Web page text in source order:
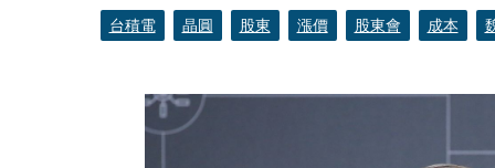
台積電 晶圓 股東 漲價 股東會 成本